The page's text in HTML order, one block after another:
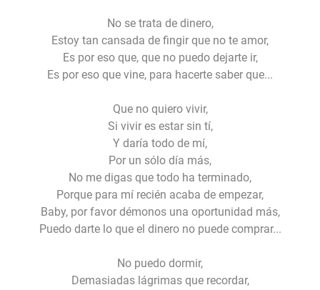
No se trata de dinero,
Estoy tan cansada de fingir que no te amor,
Es por eso que, que no puedo dejarte ir,
Es por eso que vine, para hacerte saber que...
Que no quiero vivir,
Si vivir es estar sin tí,
Y daría todo de mí,
Por un sólo día más,
No me digas que todo ha terminado,
Porque para mí recién acaba de empezar,
Baby, por favor démonos una oportunidad más,
Puedo darte lo que el dinero no puede comprar...
No puedo dormir,
Demasiadas lágrimas que recordar,